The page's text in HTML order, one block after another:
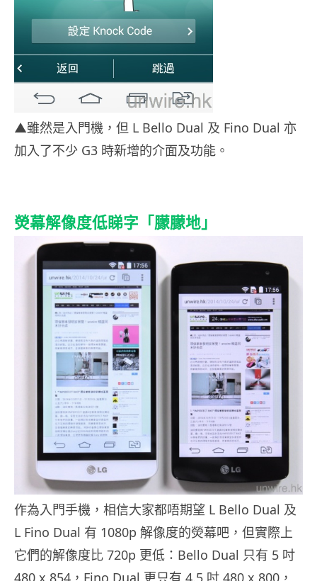
▲雖然是入門機，但 L Bello Dual 及 Fino Dual 亦
加入了不少 G3 時新增的介面及功能。
熒幕解像度低睇字「朦朦地」
作為入門手機，相信大家都唔期望 L Bello Dual 及
L Fino Dual 有 1080p 解像度的熒幕吧，但實際上
它們的解像度比 720p 更低：Bello Dual 只有 5 吋
480 x 854，Fino Dual 更只有 4.5 吋 480 x 800，